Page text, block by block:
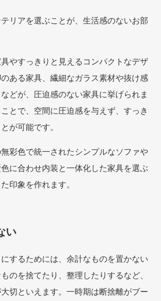
リアを選ぶことが、生活感のないお部
やすっきりと見えるコンパクトなデザ
ある家具、繊細なガラス素材や抜け感
どが、圧迫感のない家具に挙げられま
とで、空間に圧迫感を与えず、すっき
が可能です。
彩色で統一されたシンプルなソファや
に合わせ内装と一体化した家具を選ぶ
印象を作れます。
い
するためには、余計なものを置かない
のを捨てたり、整理したりするなど、
切といえます。一時期は断捨離がブー